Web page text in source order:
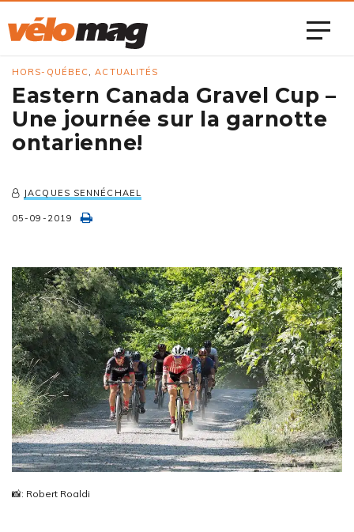
HORS-QUÉBEC ,ACTUALITÉS
Eastern Canada Gravel Cup –
Une journée sur la garnotte
ontarienne!
JACQUES SENNÉCHAEL
05-09-2019
📸: Robert Roaldi